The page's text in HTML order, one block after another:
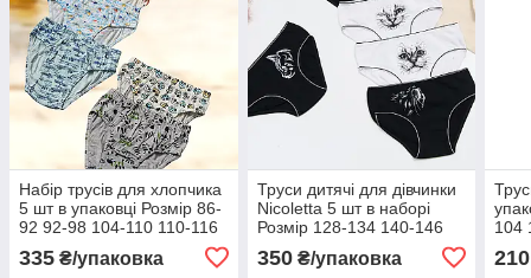
Набір трусів для хлопчика
5 шт в упаковці Розмір 86-
92 92-98 104-110 110-116
335 ₴/упаковка
Труси дитячі для дівчинки
Nicoletta 5 шт в наборі
Розмір 128-134 140-146
350₴/упаковка
104
210